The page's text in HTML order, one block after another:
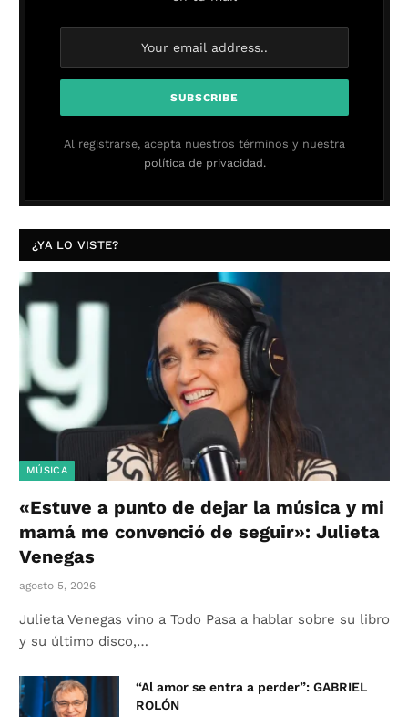
Al registrarse, acepta nuestros términos y nuestra
política de privacidad.
¿YA LO VISTE?
MÚSICA
«Estuve a punto de dejar la música y mi
mamá me convenció de seguir»: Julieta
Venegas
agosto 5, 2026
Julieta Venegas vino a Todo Pasa a hablar sobre su libro
y su último disco,…
“Al amor se entra a perder”: GABRIEL
ROLÓN